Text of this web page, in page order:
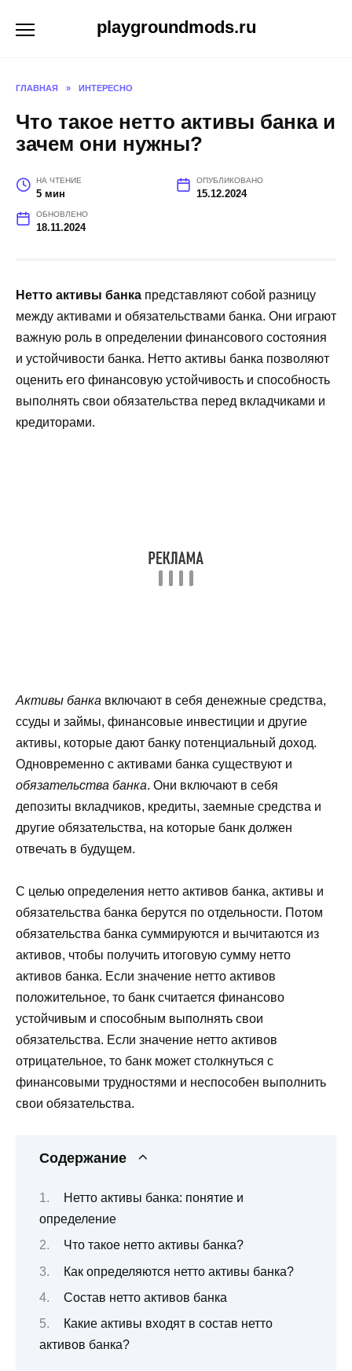
playgroundmods.ru
ГЛАВНАЯ » ИНТЕРЕСНО
Что такое нетто активы банка и
зачем они нужны?
НА ЧТЕНИЕ
5 мин
ОПУБЛИКОВАНО
15.12.2024
ОБНОВЛЕНО
18.11.2024
Нетто активы банка представляют собой разницу
между активами и обязательствами банка. Они играют
важную роль в определении финансового состояния
и устойчивости банка. Нетто активы банка позволяют
оценить его финансовую устойчивость и способность
выполнять свои обязательства перед вкладчиками и
кредиторами.
Активы банка включают в себя денежные средства,
ссуды и займы, финансовые инвестиции и другие
активы, которые дают банку потенциальный доход.
Одновременно с активами банка существуют и
обязательства банка. Они включают в себя
депозиты вкладчиков, кредиты, заемные средства и
другие обязательства, на которые банк должен
отвечать в будущем.
С целью определения нетто активов банка, активы и
обязательства банка берутся по отдельности. Потом
обязательства банка суммируются и вычитаются из
активов, чтобы получить итоговую сумму нетто
активов банка. Если значение нетто активов
положительное, то банк считается финансово
устойчивым и способным выполнять свои
обязательства. Если значение нетто активов
отрицательное, то банк может столкнуться с
финансовыми трудностями и неспособен выполнить
свои обязательства.
Содержание
Нетто активы банка: понятие и
определение
Что такое нетто активы банка?
Как определяются нетто активы банка?
Состав нетто активов банка
Какие активы входят в состав нетто
активов банка?